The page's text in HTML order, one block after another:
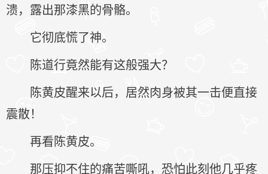
溃，露出那漆黑的骨骼。
它彻底慌了神。
陈道行竟然能有这般强大？
陈黄皮醒来以后，居然肉身被其一击便直接
震散！
再看陈黄皮。
那压抑不住的痛苦嘶吼，恐怕此刻他几乎疼